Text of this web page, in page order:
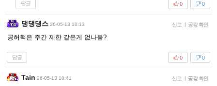
답글 0
0
댕댕댕스 26-05-13 10:13 신고 | 공감 확인
공허핵은 주간 제한 같은게 없나봄?
답글 0
0
Tain 26-05-13 10:41 신고 | 공감 확인